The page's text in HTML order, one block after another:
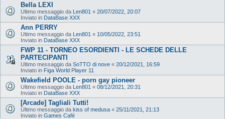
Bella LEXI
Ultimo messaggio da Len801 « 20/07/2022, 20:07
Inviato in DataBase XXX
Ann PERRY
Ultimo messaggio da Len801 « 10/05/2022, 23:51
Inviato in DataBase XXX
FWP 11 - TORNEO ESORDIENTI - LE SCHEDE DELLE
PARTECIPANTI
Ultimo messaggio da SoTTO di nove « 20/12/2021, 16:59
Inviato in Figa World Player 11
Wakefield POOLE - porn gay pioneer
Ultimo messaggio da Len801 « 08/12/2021, 20:31
Inviato in DataBase XXX
[Arcade] Tagliali Tutti!
Ultimo messaggio da kiss of medusa « 25/11/2021, 21:13
Inviato in Games Cafè